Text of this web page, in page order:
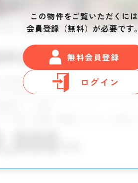
この物件をご覧いただくには
会員登録（無料）が必要です。
無料会員登録
ログイン